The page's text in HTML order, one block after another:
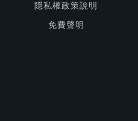
隱私權政策說明
免費聲明